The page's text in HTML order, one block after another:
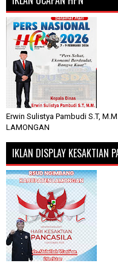
Erwin Sulistya Pambudi S.T,
LAMONGAN
IKLAN DISPLAY KESAKTIAN